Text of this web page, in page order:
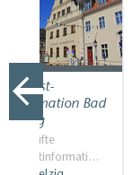
Tourist-
Information Bad
Belzig
Geprüfte
Touristinformati…